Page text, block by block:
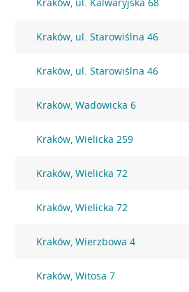
Kraków, ul. Starowiślna 46
Kraków, ul. Starowiślna 46
Kraków, Wadowicka 6
Kraków, Wielicka 259
Kraków, Wielicka 72
Kraków, Wielicka 72
Kraków, Wierzbowa 4
Kraków, Witosa 7